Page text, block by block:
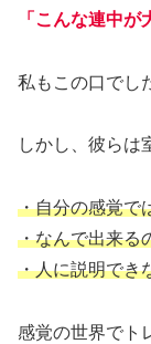
「こんな連中
私もこの口でし
しかし、彼らは
・自分の感覚で
・なんで出来る
・人に説明でき
感覚の世界でト